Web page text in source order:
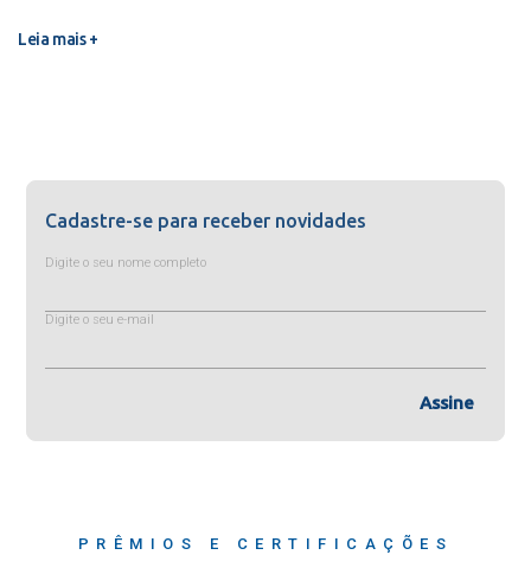
Leia mais +
Cadastre-se para receber novidades
Digite o seu nome completo
Digite o seu e-mail
Assine
PRÊMIOS E CERTIFICAÇÕES